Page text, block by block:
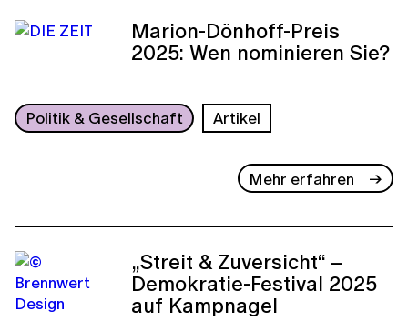
Marion-Dönhoff-Preis
2025: Wen nominieren Sie?
Politik & Gesellschaft Artikel
Mehr erfahren
„Streit & Zuversicht“ –
Demokratie-Festival 2025
auf Kampnagel